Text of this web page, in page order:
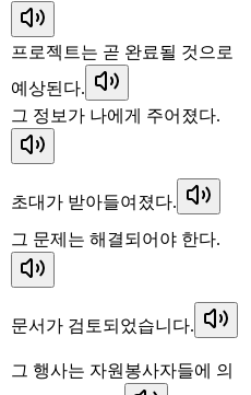
프로젝트는 곧 완료될 것으로
예상된다.
그 정보가 나에게 주어졌다.
초대가 받아들여졌다.
그 문제는 해결되어야 한다.
문서가 검토되었습니다.
그 행사는 자원봉사자들에 의